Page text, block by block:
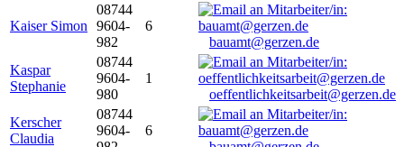
Kaiser Simon
08744
9604-
982
6
bauamt@gerzen.de
Kaspar
Stephanie
08744
9604-
980
1
oeffentlichkeitsarbeit@gerzen.de
Kerscher
Claudia
08744
9604-
6